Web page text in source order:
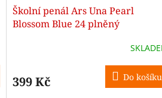
Školní penál Ars Una Pearl
Blossom Blue 24 plněný
399 Kč Do košíku